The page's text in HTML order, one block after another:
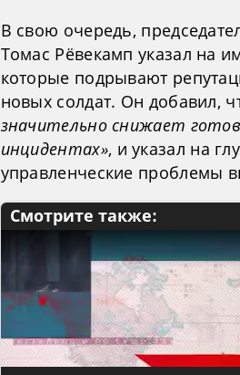
В свою очередь,
Томас Рёвекамп указал на
которые подрывают
новых солдат. Он добавил,
значительно снижает
инцидентах», и указал на
управленческие проблемы
Смотрите также: